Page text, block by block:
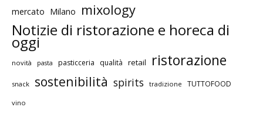
mercato Milano mixology
Notizie di ristorazione e horeca di
oggi
novità pasta pasticceria qualità retail ristorazione
snack sostenibilità spirits tradizione TUTTOFOOD
vino